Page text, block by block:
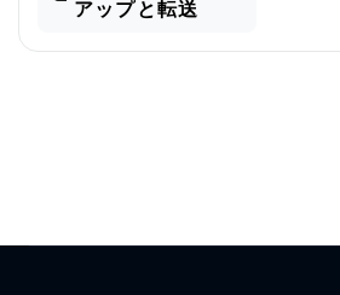
アップと転送